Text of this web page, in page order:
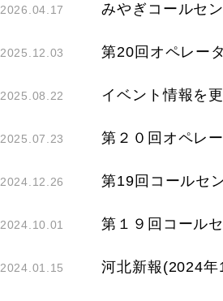
2026.04.17 みやぎコールセ
2025.12.03 第20回オペレー
2025.08.22 イベント情報を
2025.07.23 第２０回オペレ
2024.12.26
2024.10.01 第１９回コール
2024.01.15